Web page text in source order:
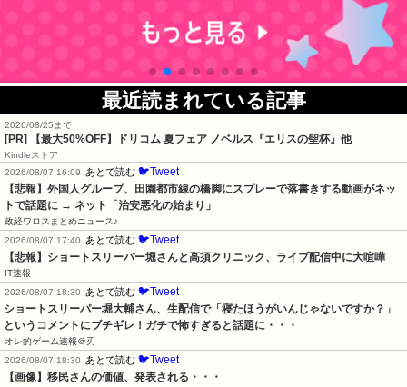
最近読まれている記事
2026/08/25まで
[PR] 【最大50%OFF】ドリコム 夏フェア ノベルス『エリスの聖杯』他
Kindleストア
2026/08/07 16:09
あとで読む 🐦Tweet
【悲報】外国人グループ、田園都市線の橋脚にスプレーで落書きする動画がネッ
トで話題に → ネット「治安悪化の始まり」
政経ワロスまとめニュース♪
2026/08/07 17:40
あとで読む 🐦Tweet
【悲報】ショートスリーパー堀さんと高須クリニック、ライブ配信中に大喧嘩
IT速報
2026/08/07 18:30
あとで読む 🐦Tweet
ショートスリーパー堀大輔さん、生配信で「寝たほうがいんじゃないですか？」
というコメントにブチギレ！ガチで怖すぎると話題に・・・
オレ的ゲーム速報＠刃
2026/08/07 18:30
あとで読む 🐦Tweet
【画像】移民さんの価値、発表される・・・